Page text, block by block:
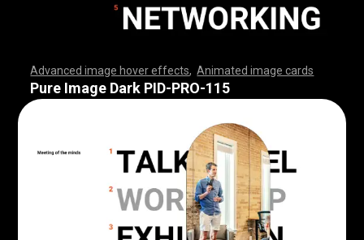
Advanced image hover effects ,Animated image cards
,,,,,,,,,,,,,,,,,,,,,,,,,,,,,,,,, ,,,,,,,,,,,,,,,,,,,,,,,,,
,,,,,,,,,,,,,,,,,,,,,,,,,,,,,,,,, ,,,,,,,,,,,,,,,,,,,,,,,,,
,,,,,,,,,,,,,,,,,,,,,,,,,,,,,,,,, ,,,,,,,,,,,,,,,,,,,,,,,
Pure Image Dark PID-PRO-115